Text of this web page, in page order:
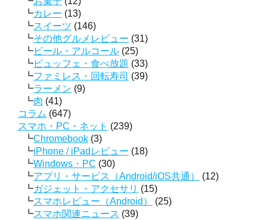
カレー (13)
スイーツ (146)
その他グルメレビュー (31)
ビール・アルコール (25)
ビュッフェ・食べ放題 (33)
ファミレス・回転寿司 (39)
ラーメン (9)
肉 (41)
コラム (647)
スマホ・PC・ネット (239)
Chromebook (3)
iPhone / iPadレビュー (18)
Windows・PC (30)
アプリ・サービス（Android/iOS共通）
(12)
ガジェット・アクセサリ (15)
スマホレビュー（Android）
(25)
スマホ関連ニュース (39)